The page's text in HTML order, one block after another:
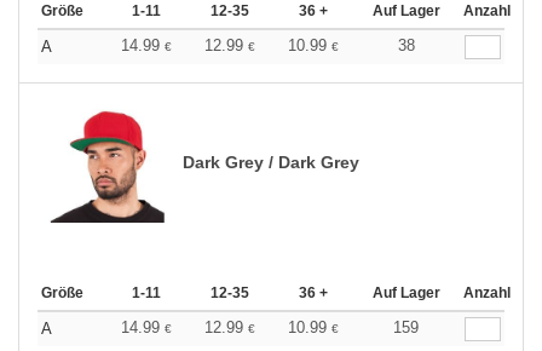
Größe 1-11 12-35 36 + Auf Lager Anzahl
A 14.99 € 12.99 € 10.99 € 38
Dark Grey / Dark Grey
Größe 1-11 12-35 36 + Auf Lager Anzahl
A 14.99 € 12.99 € 10.99 € 159